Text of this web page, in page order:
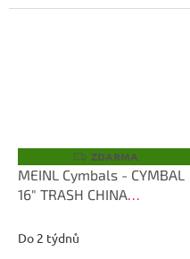
Z
D
A
R
ZDARMA
MEINL Cymbals - CYMBAL
16" TRASH CHINA
Do 2 týdnů